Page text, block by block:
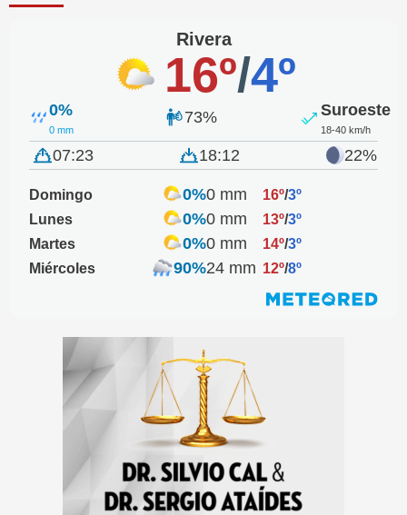
Rivera
16º/4º
0%
0 mm
73% Suroeste
18-40 km/h
07:23 18:12 22%
Domingo 0%0 mm 16º/3º
Lunes
0%0 mm 13º/3º
Martes
0%0 mm 14º/3º
Miércoles
90%24 mm 12º/8º